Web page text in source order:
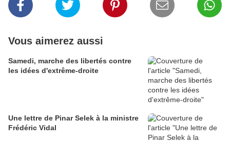
Vous aimerez aussi
Samedi, marche des libertés contre
les idées d'extrême-droite
Une lettre de Pinar Selek à la ministre
Frédéric Vidal